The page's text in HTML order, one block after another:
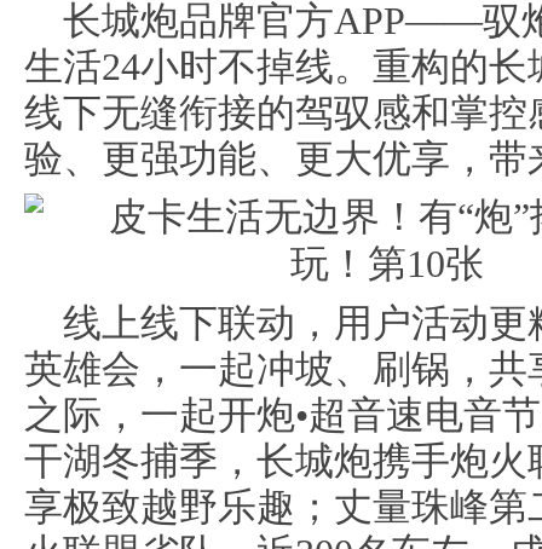
长城炮品牌官方APP——驭
生活24小时不掉线。重构的
线下无缝衔接的驾驭感和掌
验、更强功能、更大优享，带
线上线下联动，用户活动
英雄会，一起冲坡、刷锅，
之际，一起开炮•超音速电音
干湖冬捕季，长城炮携手炮
享极致越野乐趣；丈量珠峰